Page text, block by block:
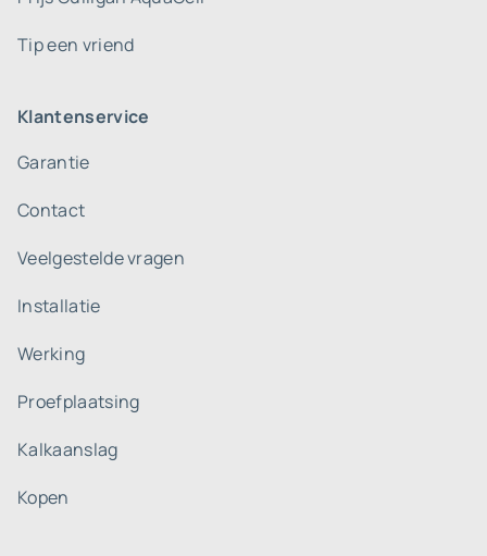
Tip een vriend
Klantenservice
Garantie
Contact
Veelgestelde vragen
Installatie
Werking
Proefplaatsing
Kalkaanslag
Kopen